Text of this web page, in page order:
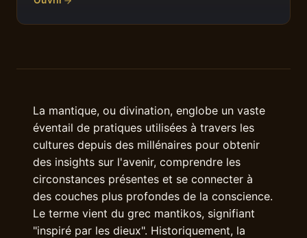
La mantique, ou divination, englobe un vaste
éventail de pratiques utilisées à travers les
cultures depuis des millénaires pour obtenir
des insights sur l'avenir, comprendre les
circonstances présentes et se connecter à
des couches plus profondes de la conscience.
Le terme vient du grec mantikos, signifiant
"inspiré par les dieux". Historiquement, la